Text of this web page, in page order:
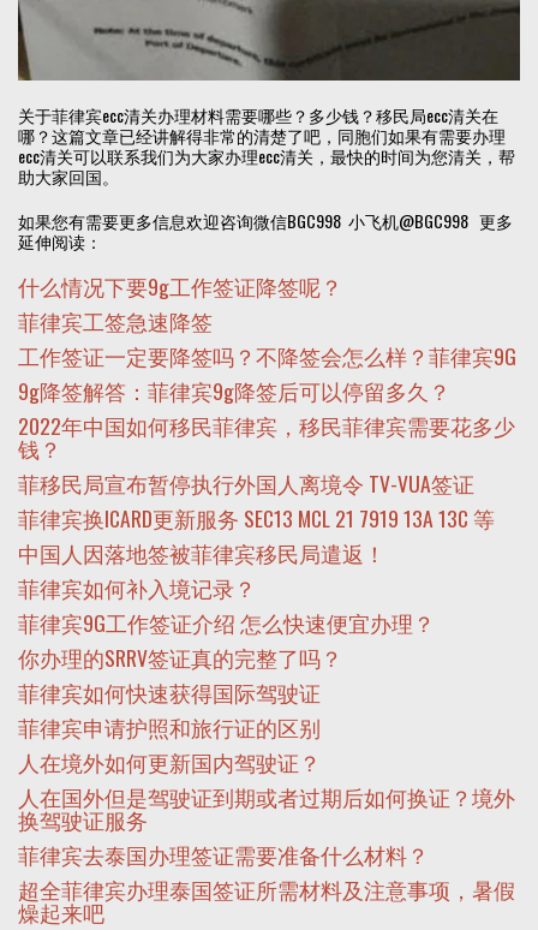
关于菲律宾ecc清关办理材料需要哪些？多少钱？移民局ecc清关在
哪？这篇文章已经讲解得非常的清楚了吧，同胞们如果有需要办理
ecc清关可以联系我们为大家办理ecc清关，最快的时间为您清关，帮
助大家回国。
如果您有需要更多信息欢迎咨询微信BGC998 小飞机@BGC998 更多
延伸阅读：
什么情况下要9g工作签证降签呢？
菲律宾工签急速降签
工作签证一定要降签吗？不降签会怎么样？菲律宾9G
9g降签解答：菲律宾9g降签后可以停留多久？
2022年中国如何移民菲律宾，移民菲律宾需要花多少
钱？
菲移民局宣布暂停执行外国人离境令 TV-VUA签证
菲律宾换ICARD更新服务 SEC13 MCL 21 7919 13A 13C 等
中国人因落地签被菲律宾移民局遣返！
菲律宾如何补入境记录？
菲律宾9G工作签证介绍 怎么快速便宜办理？
你办理的SRRV签证真的完整了吗？
菲律宾如何快速获得国际驾驶证
菲律宾申请护照和旅行证的区别
人在境外如何更新国内驾驶证？
人在国外但是驾驶证到期或者过期后如何换证？境外
换驾驶证服务
菲律宾去泰国办理签证需要准备什么材料？
超全菲律宾办理泰国签证所需材料及注意事项，暑假
燥起来吧